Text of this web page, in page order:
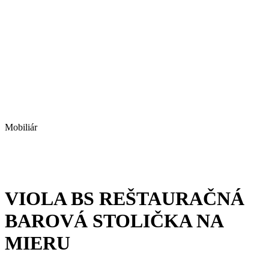
Mobiliár
VIOLA BS REŠTAURAČNÁ
BAROVÁ STOLIČKA NA
MIERU